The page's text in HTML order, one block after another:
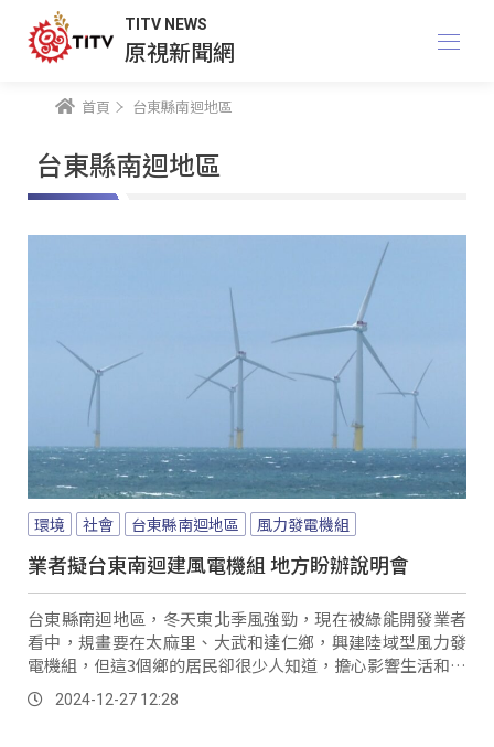
TITV NEWS
原視新聞網
首頁 台東縣南迴地區
台東縣南迴地區
環境 社會 台東縣南迴地區 風力發電機組
業者擬台東南迴建風電機組 地方盼辦說明會
台東縣南迴地區，冬天東北季風強勁，現在被綠能開發業者
看中，規畫要在太麻里、大武和達仁鄉，興建陸域型風力發
電機組，但這3個鄉的居民卻很少人知道，擔心影響生活和觀
光；不過也有遊客說，有機會吸引更多遊客來觀賞。
2024-12-27 12:28